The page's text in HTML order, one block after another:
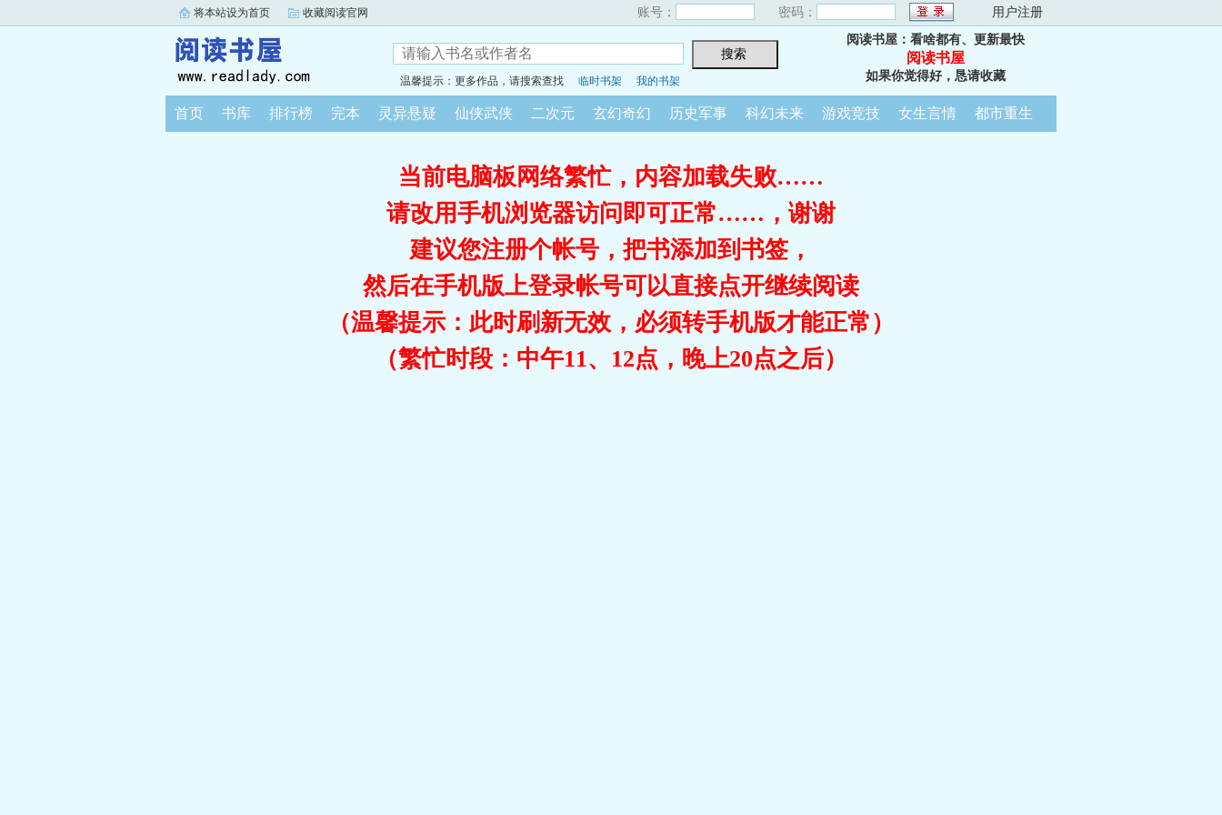
将本站设为首页 收藏阅读官网 账号： 密码： 用户注册
温馨提示：更多作品，请搜索查找 临时书架 我的书架
阅读书屋：看啥都有、更新最快
阅读书屋
如果你觉得好，恳请收藏
首页 书库 排行榜 完本 灵异悬疑 仙侠武侠 二次元 玄幻奇幻 历史军事 科幻未来 游戏竞技 女生言情 都市重生
当前电脑板网络繁忙，内容加载失败……
请改用手机浏览器访问即可正常……，谢谢
建议您注册个帐号，把书添加到书签，
然后在手机版上登录帐号可以直接点开继续阅读
（温馨提示：此时刷新无效，必须转手机版才能正常）
（繁忙时段：中午11、12点，晚上20点之后）